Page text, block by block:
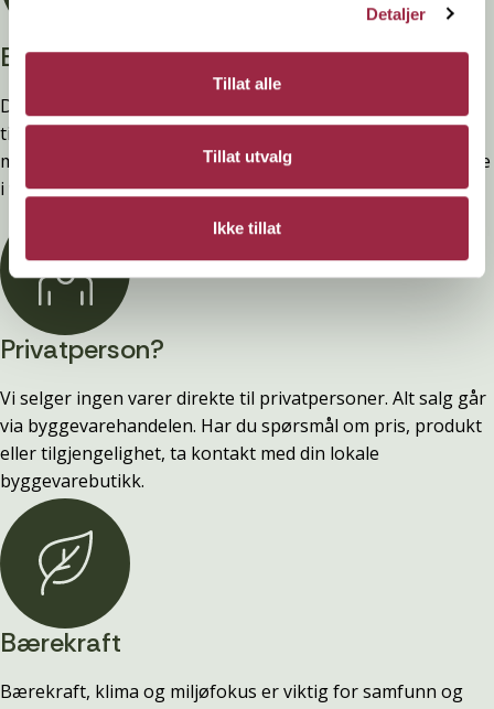
Detaljer
Tillat alle
Tillat utvalg
Ikke tillat
Branntestet
Denne kledninger er testet, dokumentert, godkjent og
tilfredsstiller preakseptert ytelse for brann (D-s2,d0) ved
montering. Ytelsen opprettholdes ved å følge anvisningene
i våre FDV-er.
Privatperson?
Vi selger ingen varer direkte til privatpersoner. Alt salg går
via byggevarehandelen. Har du spørsmål om pris, produkt
eller tilgjengelighet, ta kontakt med din lokale
byggevarebutikk.
Bærekraft
Bærekraft, klima og miljøfokus er viktig for samfunn og